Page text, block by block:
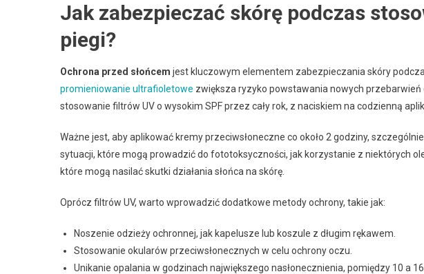
Jak zabezpieczać skórę podczas
piegi?
Ochrona przed słońcem jest kluczowym elementem zabezpieczania skóry
promieniowanie ultrafioletowe zwiększa ryzyko powstawania nowych przebarwień
stosowanie filtrów UV o wysokim SPF przez cały rok, z naciskiem na codzienną
Ważne jest, aby aplikować kremy przeciwsłoneczne co około 2 godziny,
sytuacji, które mogą prowadzić do fototoksyczności, jak korzystanie z niektórych
które mogą nasilać skutki działania słońca na skórę.
Oprócz filtrów UV, warto wprowadzić dodatkowe metody ochrony, takie jak:
Noszenie odzieży ochronnej, jak kapelusze lub koszule z długim rękawem.
Stosowanie okularów przeciwsłonecznych w celu ochrony oczu.
Unikanie opalania w godzinach największego nasłonecznienia, pomiędzy 10 a